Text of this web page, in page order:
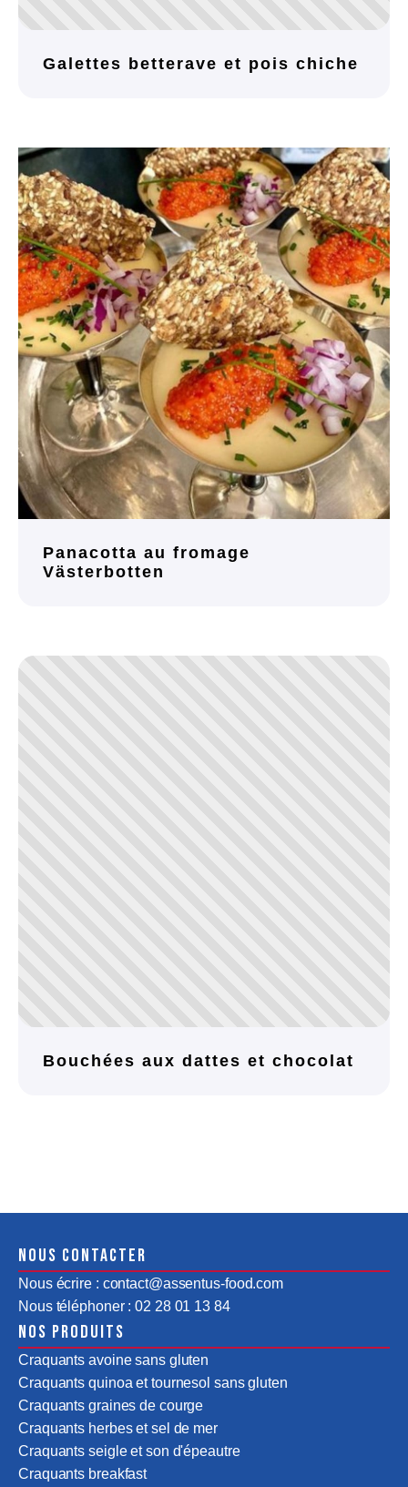
Galettes betterave et pois chiche
Panacotta au fromage
Västerbotten
Bouchées aux dattes et chocolat
Nous contacter
Nous écrire : contact@assentus-food.com
Nous téléphoner : 02 28 01 13 84
Nos produits
Craquants avoine sans gluten
Craquants quinoa et tournesol sans gluten
Craquants graines de courge
Craquants herbes et sel de mer
Craquants seigle et son d'épeautre
Craquants breakfast